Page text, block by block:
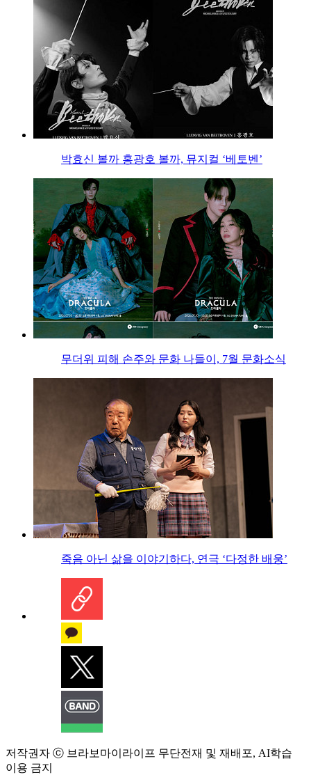
박효신 볼까 홍광호 볼까, 뮤지컬 ‘베토벤’
무더위 피해 손주와 문화 나들이, 7월 문화소식
죽음 아닌 삶을 이야기하다, 연극 ‘다정한 배웅’
저작권자 ⓒ 브라보마이라이프 무단전재 및 재배포, AI학습
이용 금지